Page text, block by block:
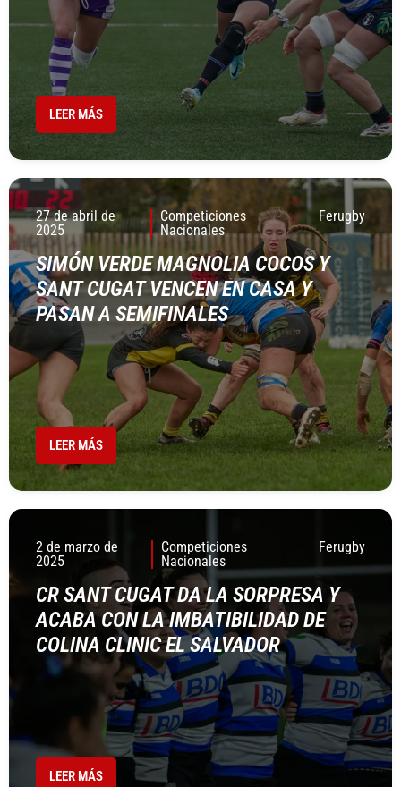
LEER MÁS
27 de abril de
2025
Competiciones
Nacionales
Ferugby
SIMÓN VERDE MAGNOLIA COCOS Y
SANT CUGAT VENCEN EN CASA Y
PASAN A SEMIFINALES
LEER MÁS
2 de marzo de
2025
Competiciones
Nacionales
Ferugby
CR SANT CUGAT DA LA SORPRESA Y
ACABA CON LA IMBATIBILIDAD DE
COLINA CLINIC EL SALVADOR
LEER MÁS